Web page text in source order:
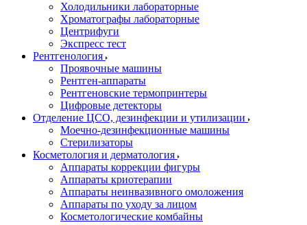
Холодильники лабораторные
Хроматографы лабораторные
Центрифуги
Экспресс тест
Рентгенология
Проявочные машины
Рентген-аппараты
Рентгеновские термопринтеры
Цифровые детекторы
Отделение ЦСО, дезинфекции и утилизации
Моечно-дезинфекционные машины
Стерилизаторы
Косметология и дерматология
Аппараты коррекции фигуры
Аппараты криотерапии
Аппараты неинвазивного омоложения
Аппараты по уходу за лицом
Косметологические комбайны